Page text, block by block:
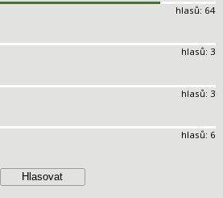
hlasů: 64
hlasů: 3
hlasů: 3
hlasů: 6